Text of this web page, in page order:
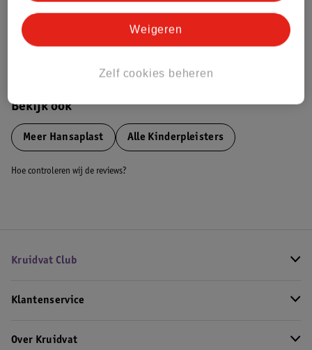
Bekijk ook
Meer Hansaplast Alle Kinderpleisters
Hoe controleren wij de reviews?
Kruidvat Club
Klantenservice
Over Kruidvat
Zelf cookies beheren
Weigeren